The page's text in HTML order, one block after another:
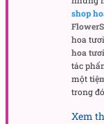
shop
hoa
hoa tươi
tác
một
trong
Xem